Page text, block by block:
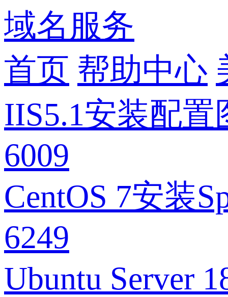
域名服务
首页 帮助中心
IIS5.1安装配
6009
CentOS 7安装
6249
Ubuntu Server